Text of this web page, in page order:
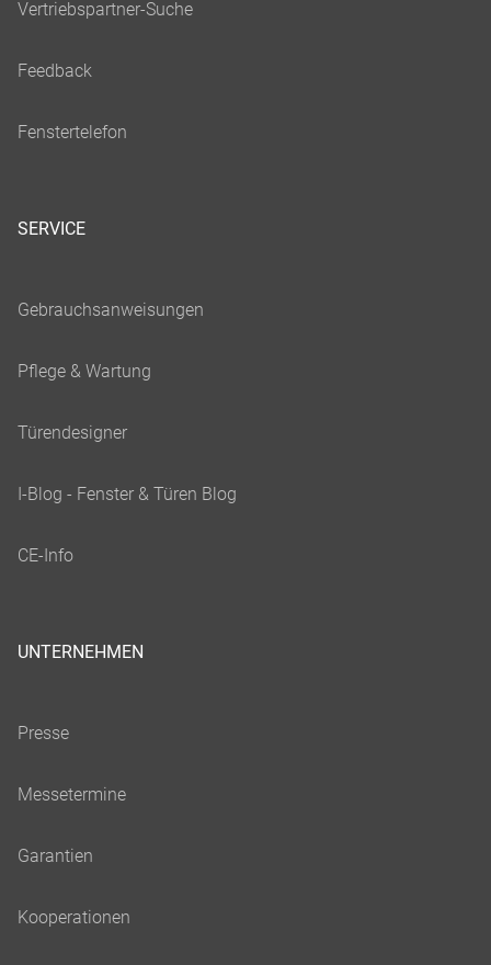
SERVICE
UNTERNEHMEN